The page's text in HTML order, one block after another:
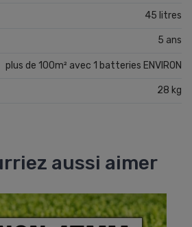
45 litres
5 ans
plus de 100m² avec 1 batteries ENVIRON
28 kg
aussi aimer